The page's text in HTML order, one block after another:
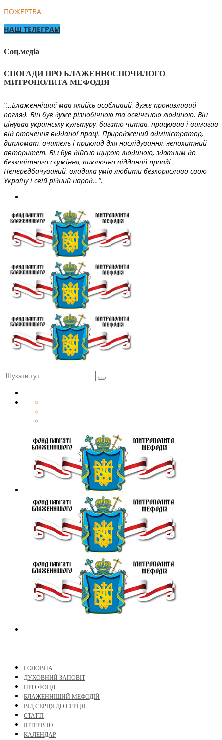
ПОЖЕРТВА
НАШ ТЕЛЕГРАМ
Соц.медіа
СПОГАДИ ПРО БЛАЖЕННОСПОЧИЛОГО
МИТРОПОЛИТА МЕФОДІЯ
“…Блаженніший мав якийсь особливий, дуже пронизливий
погляд. Він був дуже різнобічною та освіченою людиною. Він
цінував українську культуру, багато читав, працював і вимагав
від оточення відданої праці. Природжений адміністратор,
дипломат, вчитель і приклад для наслідування, непохитний
авторитет. Він був дійсно щирою людиною, здатним до
беззавітного служіння, виключно відданий правді.
Непередбачуваний, владика умів любити безкорисливо свою
Україну і свій рідний народ…”.
ГОЛОВНА
ДУХОВНИЙ ЗАПОВІТ
ПРО ФОНД
БЛАЖЕННІШИЙ МЕФОДІЙ
ВІД СЕРЦЯ ДО СЕРЦЯ
СТАТТІ
ІНТЕРВ’Ю
КАЛЕНДАР